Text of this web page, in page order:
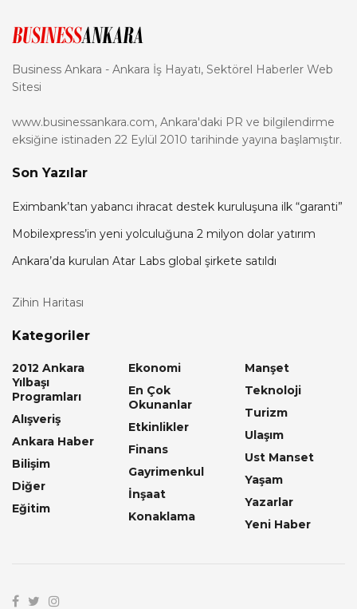
Business Ankara - Ankara İş Hayatı, Sektörel Haberler Web
Sitesi
www.businessankara.com, Ankara'daki PR ve bilgilendirme
eksiğine istinaden 22 Eylül 2010 tarihinde yayına başlamıştır.
Son Yazılar
Eximbank’tan yabancı ihracat destek kuruluşuna ilk “garanti”
Mobilexpress’in yeni yolculuğuna 2 milyon dolar yatırım
Ankara’da kurulan Atar Labs global şirkete satıldı
Zihin Haritası
Kategoriler
2012 Ankara
Yılbaşı
Programları
Alışveriş
Ankara Haber
Bilişim
Diğer
Eğitim
Ekonomi
En Çok
Okunanlar
Etkinlikler
Finans
Gayrimenkul
İnşaat
Konaklama
Manşet
Teknoloji
Turizm
Ulaşım
Ust Manset
Yaşam
Yazarlar
Yeni Haber